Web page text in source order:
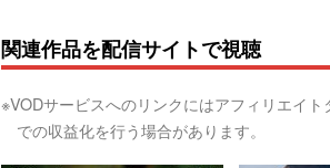
関連作品を配信サイトで視聴
※VODサービスへのリンクにはアフィリエイ
での収益化を行う場合があります。